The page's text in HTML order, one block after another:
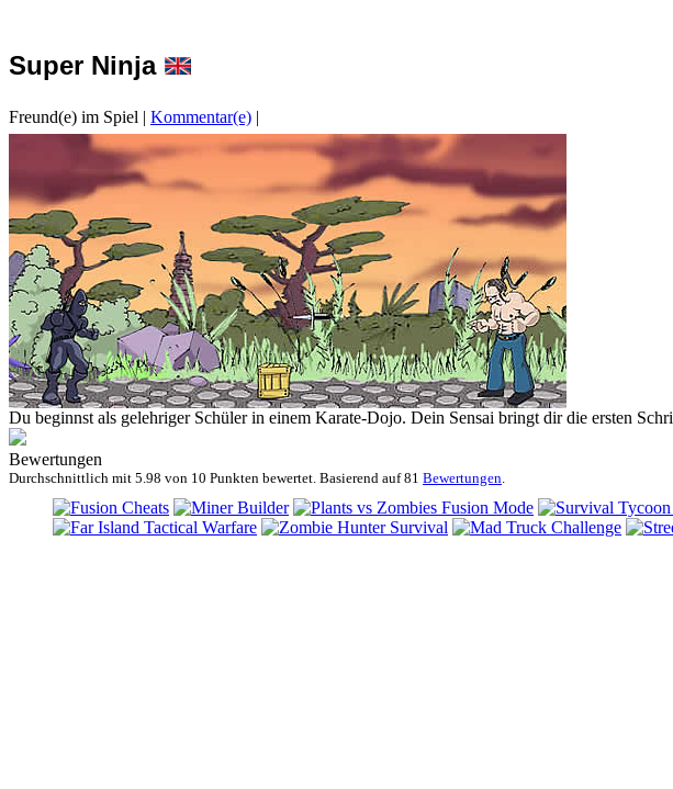
Super Ninja
Freund(e) im Spiel | Kommentar(e) |
Du beginnst als gelehriger Schüler in einem Karate-Dojo. Dein Sensai bringt dir die ersten
Bewertungen
Durchschnittlich mit 5.98 von 10 Punkten bewertet. Basierend auf81 Bewertungen